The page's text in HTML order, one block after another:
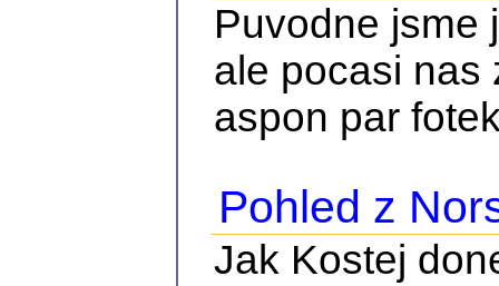
Puvodne jsme
ale pocasi nas
aspon par
Pohled z
Jak Kostej